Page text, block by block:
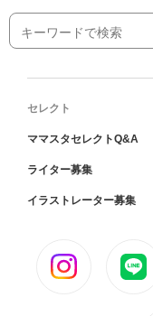
セレクト
ママスタセレクトQ&A
ライター募集
イラストレーター募集